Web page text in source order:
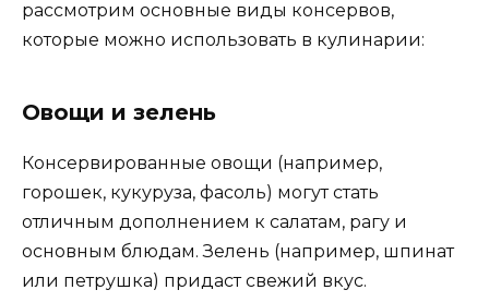
рассмотрим основные виды консервов,
которые можно использовать в кулинарии:
Овощи и зелень
Консервированные овощи (например,
горошек, кукуруза, фасоль) могут стать
отличным дополнением к салатам, рагу и
основным блюдам. Зелень (например, шпинат
или петрушка) придаст свежий вкус.